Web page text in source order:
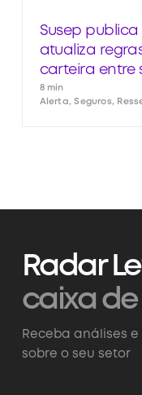
Susep publica
atualiza
carteira entre
8 min
Alerta, Seguros,
Radar
caixa
Receba análises
sobre o seu setor